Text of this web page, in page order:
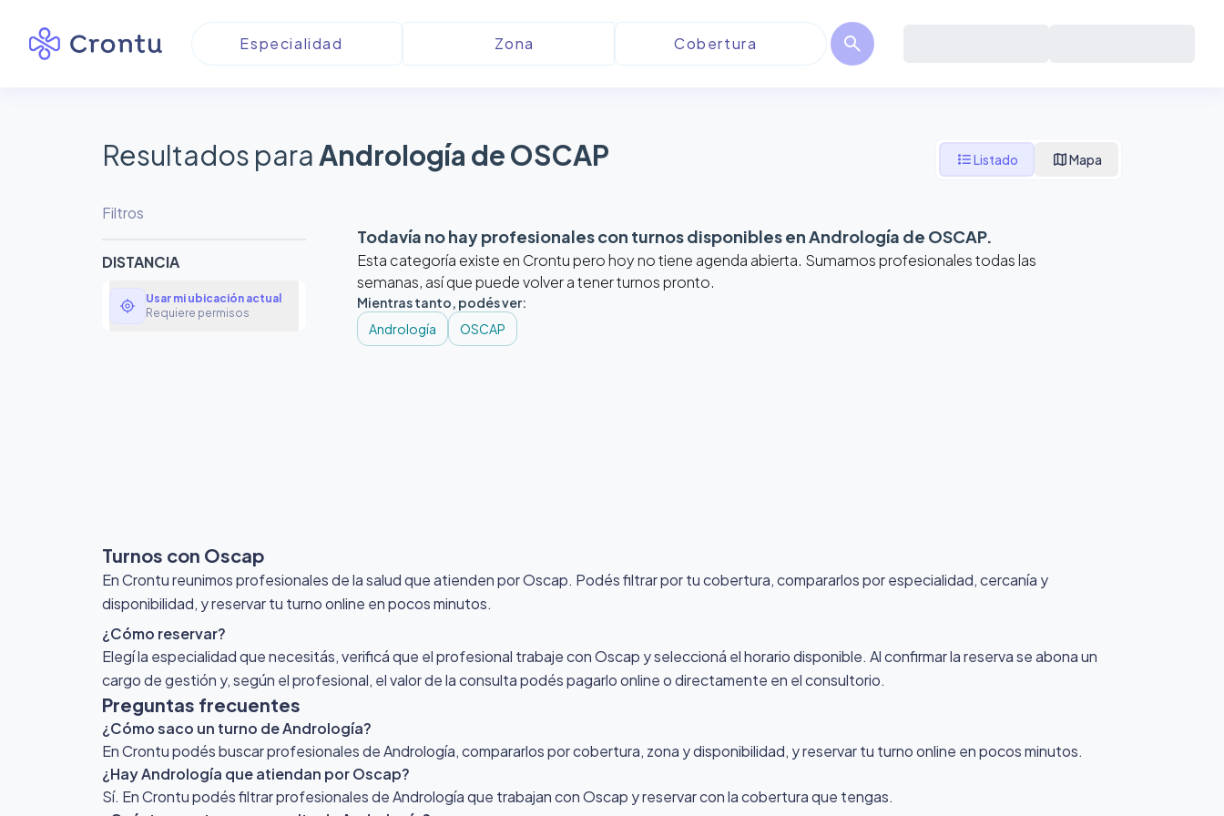
search
Resultados paraAndrología de OSCAP format_list_bulletedListado mapMapa
Filtros
DISTANCIA
my_location
Usar mi ubicación actual
Requiere permisos
Todavía no hay profesionales con turnos disponibles enAndrología de OSCAP.
Esta categoría existe en Crontu pero hoy no tiene agenda abierta. Sumamos profesionales todas las
semanas, así que puede volver a tener turnos pronto.
Mientras tanto, podés ver:
Andrología
OSCAP
Turnos con Oscap
En Crontu reunimos profesionales de la salud que atienden por Oscap. Podés filtrar por tu cobertura, compararlos por especialidad, cercanía y
disponibilidad, y reservar tu turno online en pocos minutos.
¿Cómo reservar?
Elegí la especialidad que necesitás, verificá que el profesional trabaje con Oscap y seleccioná el horario disponible. Al confirmar la reserva se abona un
cargo de gestión y, según el profesional, el valor de la consulta podés pagarlo online o directamente en el consultorio.
Preguntas frecuentes
¿Cómo saco un turno de Andrología?
En Crontu podés buscar profesionales de Andrología, compararlos por cobertura, zona y disponibilidad, y reservar tu turno online en pocos minutos.
¿Hay Andrología que atiendan por Oscap?
Sí. En Crontu podés filtrar profesionales de Andrología que trabajan con Oscap y reservar con la cobertura que tengas.